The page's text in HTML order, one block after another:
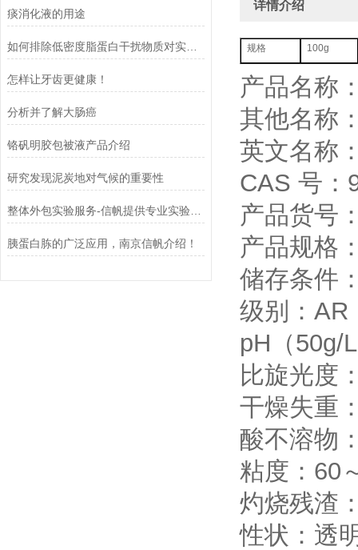
痰消化液的用途
怎样让牙齿更健康！
分析并了解大肠癌
​铬矾明胶包被液产品介绍
研究发现泥炭地对气候的重要性
整体外包实验服务-信帆提供专业实验服务！
胰蛋白胨的广泛应用，南京信帆介绍！
详情介绍
规格 100g
产品名称
其他名称
英文名称
CAS 号：
产品货号
产品规格
储存条件
级别：AR
pH（50g/
比旋光度
干燥失重
酸不溶物
粘度：60
灼烧残渣
性状：透